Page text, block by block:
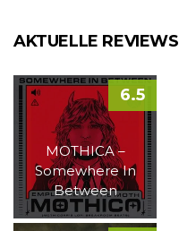
AKTUELLE REVIEWS
MOTHICA –
Somewhere In
Between
6.5